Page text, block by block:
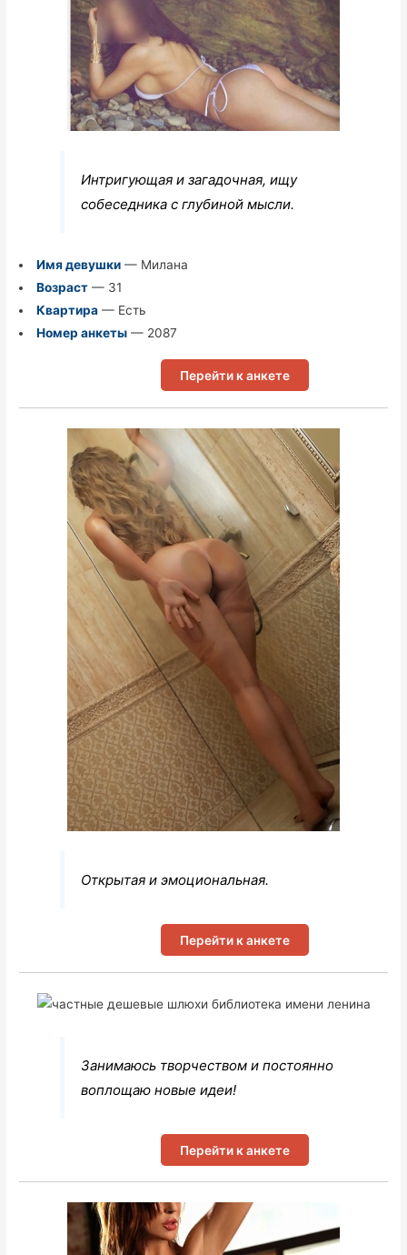
Интригующая и загадочная, ищу
собеседника с глубиной мысли.
Имя девушки— Милана
Возраст— 31
Квартира— Есть
Номер анкеты— 2087
Перейти к анкете
Открытая и эмоциональная.
Перейти к анкете
Занимаюсь творчеством и постоянно
воплощаю новые идеи!
Перейти к анкете